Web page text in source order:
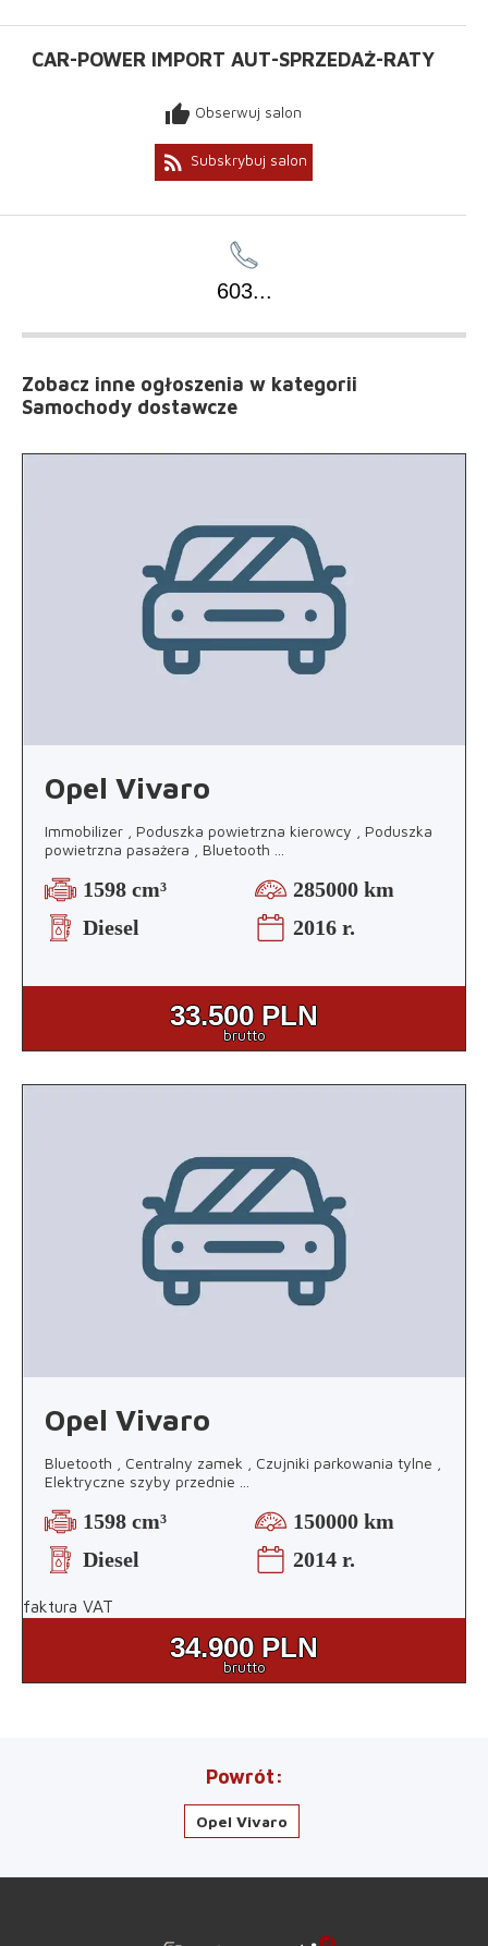
CAR-POWER IMPORT AUT-SPRZEDAŻ-RATY
thumb_up Obserwuj salon
rss_feed Subskrybuj salon
603...
Zobacz inne ogłoszenia w kategorii
Samochody dostawcze
Opel Vivaro
Immobilizer , Poduszka powietrzna kierowcy , Poduszka
powietrzna pasażera , Bluetooth
1598 cm³
285000 km
Diesel
2016 r.
33.500 PLN
brutto
Opel Vivaro
Bluetooth , Centralny zamek , Czujniki parkowania tylne ,
Elektryczne szyby przednie
1598 cm³
150000 km
Diesel
2014 r.
faktura VAT
34.900 PLN
brutto
Powrót
Opel Vivaro